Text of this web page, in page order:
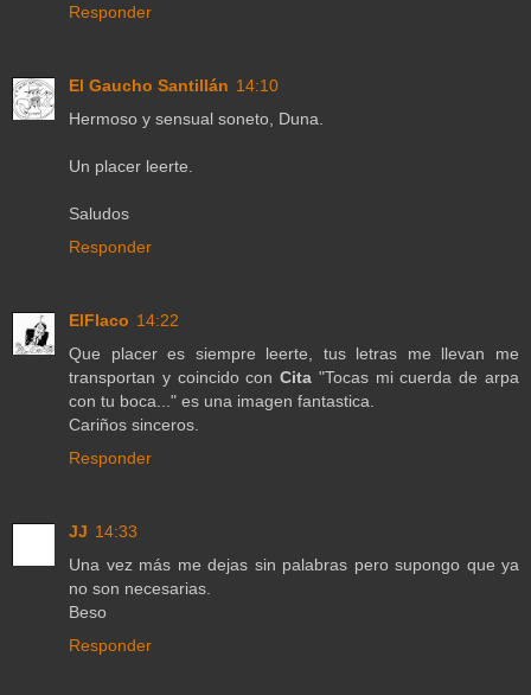
Responder
El Gaucho Santillán 14:10
Hermoso y sensual soneto, Duna.
Un placer leerte.
Saludos
Responder
ElFlaco 14:22
Que placer es siempre leerte, tus letras me llevan me
transportan y coincido conCita "Tocas mi cuerda de arpa
con tu boca..." es una imagen fantastica.
Cariños sinceros.
Responder
JJ 14:33
Una vez más me dejas sin palabras pero supongo que ya
no son necesarias.
Beso
Responder